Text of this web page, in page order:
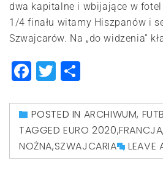
dwa kapitalne i wbijające w
1/4 finału witamy Hiszpanów i
Szwajcarów. Na „do widzenia”
Facebook
Twitter
POSTED IN ARCHIWUM,
TAGGEDEURO 2020,FRANCJA
NOŻNA,SZWAJCARIA LEAVE